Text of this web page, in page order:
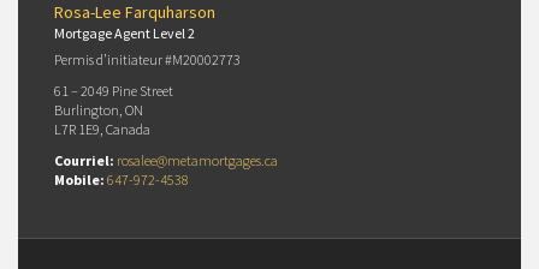
Rosa-Lee Farquharson
Mortgage Agent Level 2
Permis d’initiateur #M20002773
61 – 2049 Pine Street
Burlington, ON
L7R 1E9, Canada
Courriel: rosalee@metamortgages.ca
Mobile: 647-972-4538